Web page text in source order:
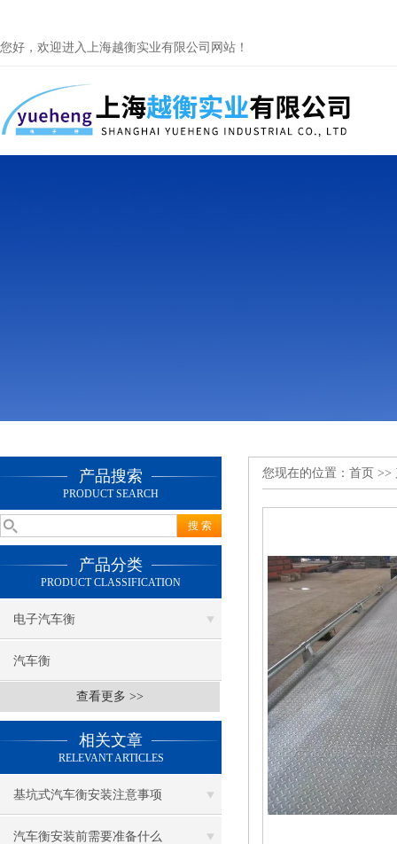
您好，欢迎进入上海越衡实业有限公司网站！
产品搜索
PRODUCT SEARCH
产品分类
PRODUCT CLASSIFICATION
电子汽车衡
汽车衡
查看更多 >>
相关文章
RELEVANT ARTICLES
基坑式汽车衡安装注意事项
汽车衡安装前需要准备什么
您现在的位置： 首页 >>